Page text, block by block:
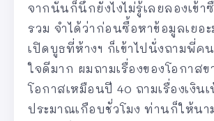
จากนั้นก็นึกยังไงไม่รู้เลยลองเข้า
รวม จำได้ว่าก่อนซื้อหาข้อมูลเยอะ
เปิดบูธที่ห้างฯ ก็เข้าไปนั่งถามพี่ค
ใจดีมาก ผมถามเรื่องของโอกาส
โอกาสเหมือนปี 40 ถามเรื่องเงิน
ประมาณเกือบชั่วโมง ท่านก็ให้นา